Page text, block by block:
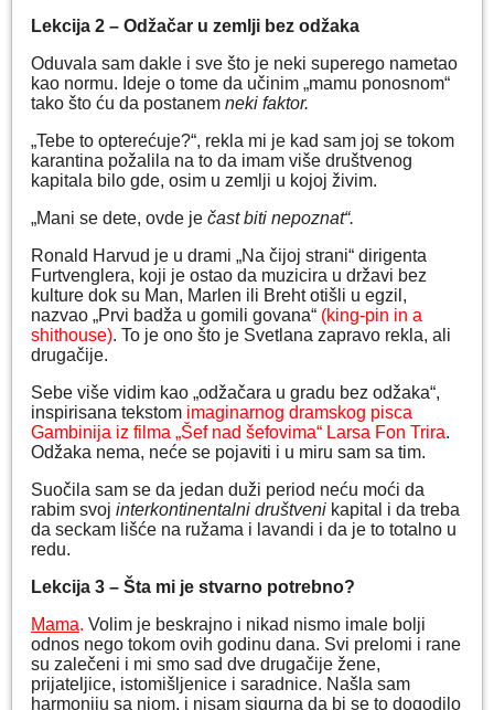
Lekcija 2 – Odžačar u zemlji bez odžaka
Oduvala sam dakle i sve što je neki superego nametao
kao normu. Ideje o tome da učinim „mamu ponosnom“
tako što ću da postanem neki faktor.
„Tebe to opterećuje?“, rekla mi je kad sam joj se tokom
karantina požalila na to da imam više društvenog
kapitala bilo gde, osim u zemlji u kojoj živim.
„Mani se dete, ovde je čast biti nepoznat“.
Ronald Harvud je u drami „Na čijoj strani“ dirigenta
Furtvenglera, koji je ostao da muzicira u državi bez
kulture dok su Man, Marlen ili Breht otišli u egzil,
nazvao „Prvi badža u gomili govana“ (king-pin in a
shithouse). To je ono što je Svetlana zapravo rekla, ali
drugačije.
Sebe više vidim kao „odžačara u gradu bez odžaka“,
inspirisana tekstom imaginarnog dramskog pisca
Gambinija iz filma „Šef nad šefovima“ Larsa Fon Trira.
Odžaka nema, neće se pojaviti i u miru sam sa tim.
Suočila sam se da jedan duži period neću moći da
rabim svoj interkontinentalni društveni kapital i da treba
da seckam lišće na ružama i lavandi i da je to totalno u
redu.
Lekcija 3 – Šta mi je stvarno potrebno?
Mama. Volim je beskrajno i nikad nismo imale bolji
odnos nego tokom ovih godinu dana. Svi prelomi i rane
su zalečeni i mi smo sad dve drugačije žene,
prijateljice, istomišljenice i saradnice. Našla sam
harmoniju sa njom, i nisam sigurna da bi se to dogodilo